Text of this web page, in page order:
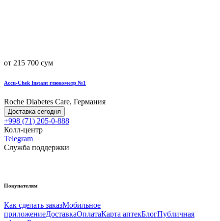
от 215 700 сум
Accu-Chek Instant глюкометр №1
Roche Diabetes Care, Германия
Доставка сегодня
+998 (71) 205-0-888
Колл-центр
Telegram
Служба поддержки
Покупателям
Как сделать заказМобильное
приложениеДоставкаОплатаКарта аптекБлогПубличная